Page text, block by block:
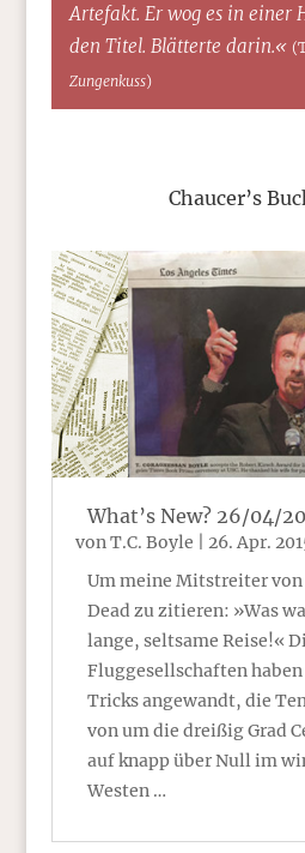
Artefakt. Er wog es in einer
den Titel. Blätterte darin.«
Zungenkuss)
Chaucer’s
What’s New? 26/04/
vonT.C. Boyle 26. Apr.
Um meine Mitstreiter
Dead zu zitieren: »Was
lange, seltsame Reise!«
Fluggesellschaften
Tricks angewandt, die
von um die dreißig Grad
auf knapp über Null im
Westen …